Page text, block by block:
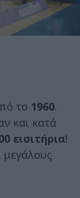
το 1960.
και κατά
εισιτήρια!
μεγάλους